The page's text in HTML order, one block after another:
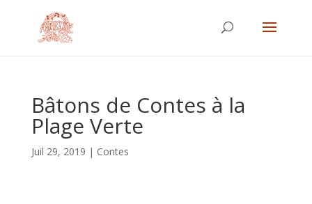
Bâtons de Contes à la
Plage Verte
Juil 29, 2019 | Contes